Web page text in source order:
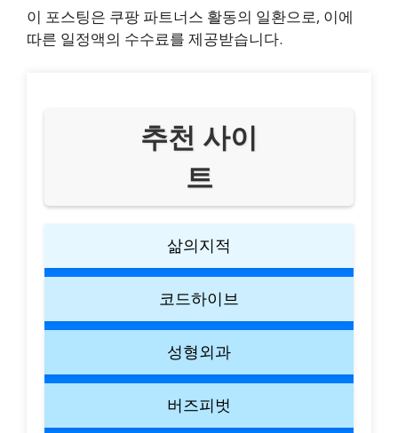
이 포스팅은 쿠팡 파트너스 활동의 일환으로, 이에
따른 일정액의 수수료를 제공받습니다.
추천 사이
트
삶의지적
코드하이브
성형외과
버즈피벗